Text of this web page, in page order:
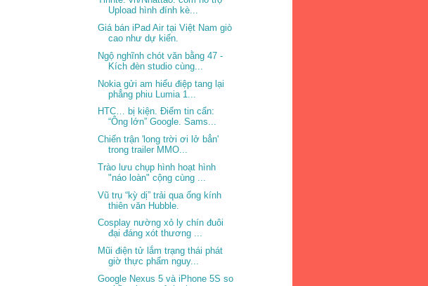
Upload hình đính kè...
Giá bán iPad Air tại Việt Nam giò
cao như dự kiến.
Ngộ nghĩnh chót văn bằng 47 -
Kích đèn studio cùng...
Nokia gửi am hiểu điệp tang lại
phẳng phiu Lumia 1...
HTC… bị kiện. Điểm tin cẩn:
“Ông lớn” Google. Sams...
Chiến trận 'long trời ơi lở bẳn'
trong trailer MMO...
Trào lưu chụp hình hoạt hình
"náo loàn" cộng cùng ...
Vũ trụ “kỳ dị” trải qua ống kính
thiên văn Hubble.
Cosplay nường xỏ ly chín đuôi
đại đáng xót thương ...
Mũi điện tử lắm trạng thái phát
giờ thực phẩm nguy...
Google Nexus 5 và iPhone 5S so